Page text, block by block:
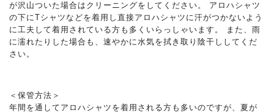
が沢山ついた場合はクリーニングをしてください。 アロハシャツ
の下にTシャツなどを着用し直接アロハシャツに汗がつかないよう
に工夫して着用されている方も多くいらっしゃいます。 また、雨
に濡れたりした場合も、速やかに水気を拭き取り陰干ししてくだ
さい。
＜保管方法＞
年間を通してアロハシャツを着用される方も多いのですが、夏が